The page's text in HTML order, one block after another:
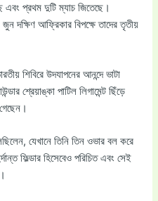
এবং প্রথম দুটি ম্যাচ জিতেছে।
দক্ষিণ আফ্রিকার বিপক্ষে তাদের তৃতীয়
শিবিরে উদযাপনের আনন্দে ভাটা
শ্রেয়াঙ্কা পাটিল লিগামেন্ট ছিঁড়ে
যেখানে তিনি তিন ওভার বল করে
ফিল্ডার হিসেবেও পরিচিত এবং সেই